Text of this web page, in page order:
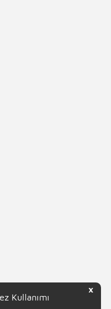
X
Kullanımı